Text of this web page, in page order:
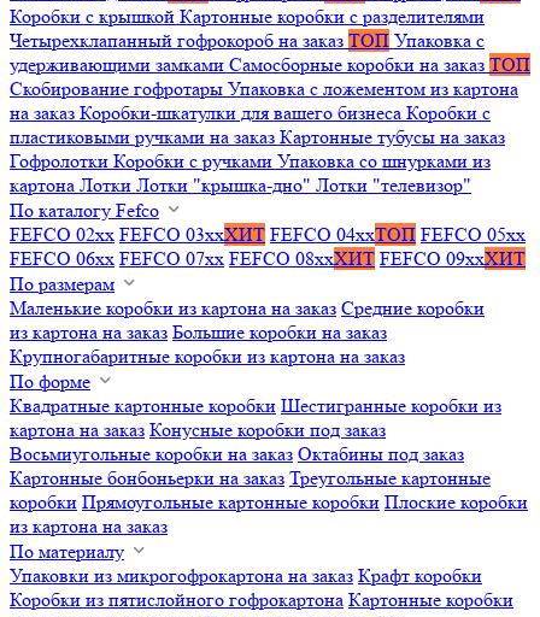
Коробки с крышкой Картонные коробки с разделителями
Четырехклапанный гофрокороб на заказ ТОП Упаковка с
удерживающими замками Самосборные коробки на заказ ТОП
Скобирование гофротары Упаковка с ложементом из картона
на заказ Коробки-шкатулки для вашего бизнеса Коробки с
пластиковыми ручками на заказ Картонные тубусы на заказ
Гофролотки Коробки с ручками Упаковка со шнурками из
картона Лотки Лотки "крышка-дно" Лотки "телевизор"
По каталогу Fefco
FEFCO 02xx FEFCO 03xxХИТ FEFCO 04xxТОП FEFCO 05xx
FEFCO 06xx FEFCO 07xx FEFCO 08xxХИТ FEFCO 09xxХИТ
По размерам
Маленькие коробки из картона на заказ Средние коробки
из картона на заказ Большие коробки на заказ
Крупногабаритные коробки из картона на заказ
По форме
Квадратные картонные коробки Шестигранные коробки из
картона на заказ Конусные коробки под заказ
Восьмиугольные коробки на заказ Октабины под заказ
Картонные бонбоньерки на заказ Треугольные картонные
коробки Прямоугольные картонные коробки Плоские коробки
из картона на заказ
По материалу
Упаковки из микрогофрокартона на заказ Крафт коробки
Коробки из пятислойного гофрокартона Картонные коробки